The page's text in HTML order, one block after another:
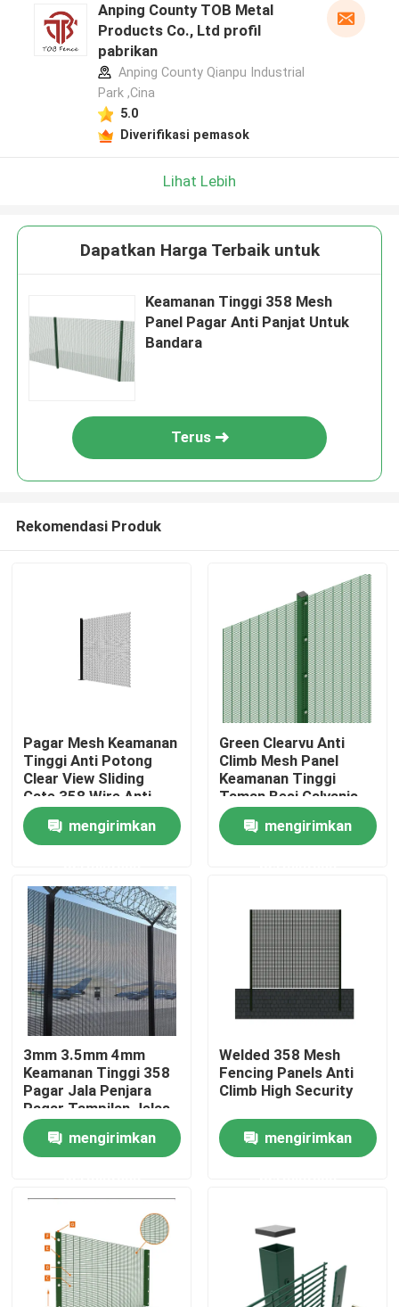
Rumah
Tentang kita
Kontak
Produk
Video
Panel Pagar Jala
Pagar Jaring Keamanan Tinggi
pagar rantai
Pagar Besi Tempa
Anping County TOB Metal
Products Co., Ltd profil
pabrikan
Anping County Qianpu Industrial
Park ,Cina
5.0
Diverifikasi pemasok
Lihat Lebih
Dapatkan Harga Terbaik untuk
Keamanan Tinggi 358 Mesh
Panel Pagar Anti Panjat Untuk
Bandara
Terus
Rekomendasi Produk
Pagar Mesh Keamanan
Tinggi Anti Potong
Clear View Sliding
Gate 358 Wire Anti
Climb
mengirimkan
Green Clearvu Anti
Climb Mesh Panel
Keamanan Tinggi
Taman Besi Galvanis
358
mengirimkan
3mm 3.5mm 4mm
Keamanan Tinggi 358
Pagar Jala Penjara
Pagar Tampilan Jelas
mengirimkan
Welded 358 Mesh
Fencing Panels Anti
Climb High Security
mengirimkan